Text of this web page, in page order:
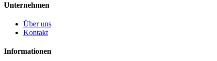
Unternehmen
Über uns
Kontakt
Informationen